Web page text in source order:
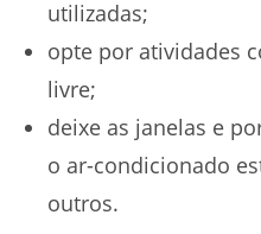
utilizadas;
opte por atividades
livre;
deixe as janelas e
o ar-condicionado
outros.